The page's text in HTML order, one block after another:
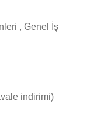
, Genel İş
indirimi)